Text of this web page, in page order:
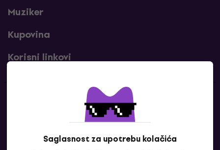
Saglasnost za upotrebu kolačića
Muziker
Kupovina
Korisni linkovi
Kontakti
Kontaktiraj nas